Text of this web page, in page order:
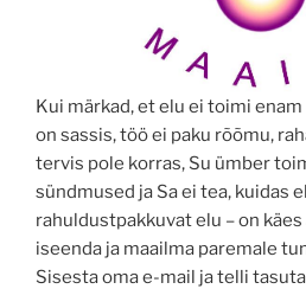
Kui märkad, et elu ei toimi
on sassis, töö ei paku rõõmu,
tervis pole korras, Su ümber
sündmused ja Sa ei tea, kuidas
rahuldustpakkuvat elu – on
iseenda ja maailma paremale
Sisesta oma e-mail ja telli